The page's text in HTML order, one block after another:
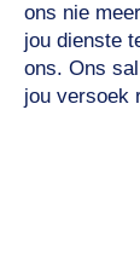
ons nie
jou dienste
ons. Ons
jou versoek